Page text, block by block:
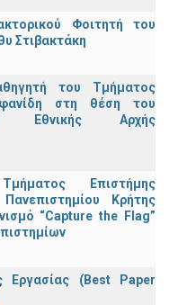
Φοιτητή του
Στιβακτάκη
του Τμήματος
στη θέση του
Εθνικής Αρχής
Επιστήμης
Κρήτης
“Capture the Flag”
Εργασίας (Best Paper